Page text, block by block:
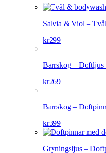
Salvia & Viol –
kr299
Barrskog – Doftljus
kr269
Barrskog –
kr399
Gryningsljus –